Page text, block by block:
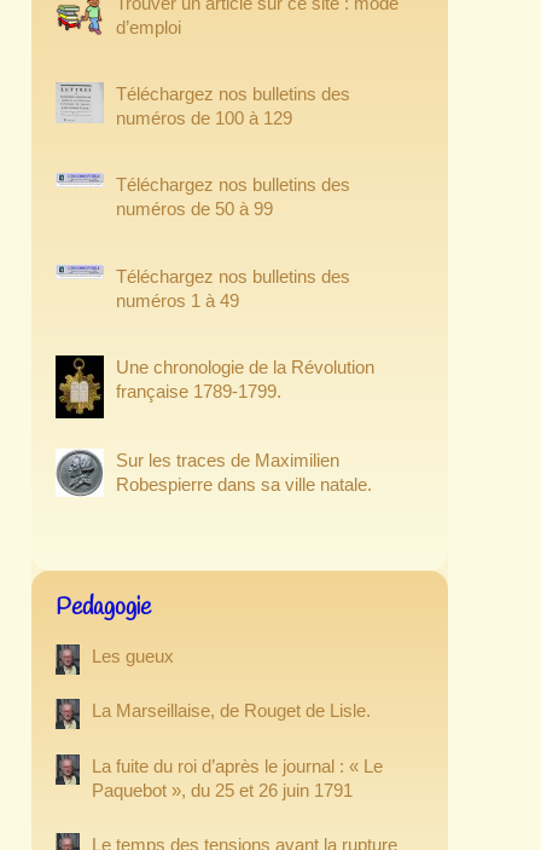
d’emploi
Téléchargez nos bulletins des
numéros de 100 à 129
Téléchargez nos bulletins des
numéros de 50 à 99
Téléchargez nos bulletins des
numéros 1 à 49
Une chronologie de la Révolution
française 1789-1799.
Sur les traces de Maximilien
Robespierre dans sa ville natale.
Pedagogie
Les gueux
La Marseillaise, de Rouget de Lisle.
La fuite du roi d’après le journal : « Le
Paquebot », du 25 et 26 juin 1791
Le temps des tensions avant la rupture